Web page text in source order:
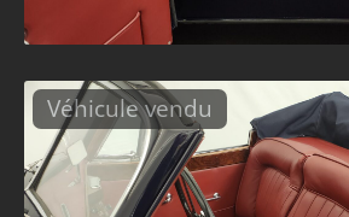
Véhicule vendu